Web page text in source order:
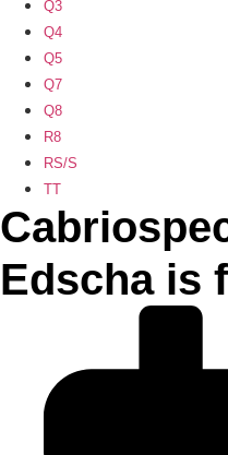
Q3
Q4
Q5
Q7
Q8
R8
RS/S
TT
Edscha is